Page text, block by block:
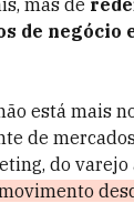
mas de
de negócio
está mais
de
do varejo